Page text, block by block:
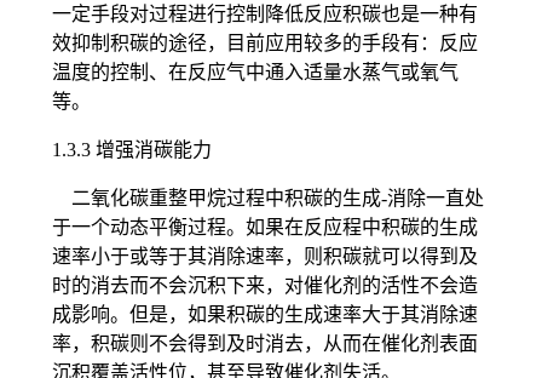
一定手段对过程进行控制降低反应积碳也是一种有
效抑制积碳的途径，目前应用较多的手段有：反应
温度的控制、在反应气中通入适量水蒸气或氧气
等。
1.3.3 增强消碳能力
二氧化碳重整甲烷过程中积碳的生成-消除一直处
于一个动态平衡过程。如果在反应程中积碳的生成
速率小于或等于其消除速率，则积碳就可以得到及
时的消去而不会沉积下来，对催化剂的活性不会造
成影响。但是，如果积碳的生成速率大于其消除速
率，积碳则不会得到及时消去，从而在催化剂表面
沉积覆盖活性位，甚至导致催化剂失活。